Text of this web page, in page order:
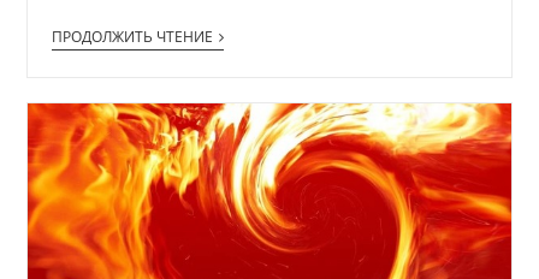
ПРОДОЛЖИТЬ ЧТЕНИЕ